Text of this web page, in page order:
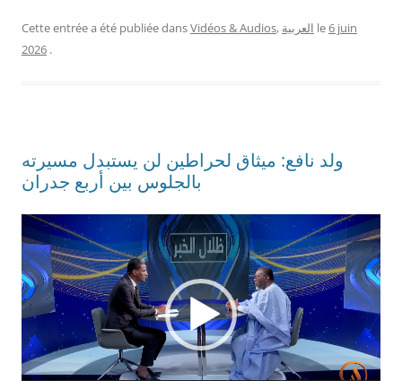
Cette entrée a été publiée dansVidéos & Audios, العربية le6 juin
2026 .
ولد نافع: ميثاق لحراطين لن يستبدل مسيرته
بالجلوس بين أربع جدران
Lecteur
vidéo